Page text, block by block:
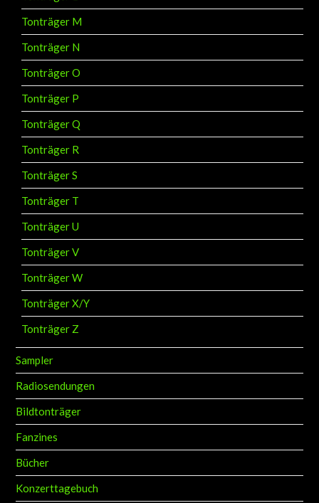
Tonträger M
Tonträger N
Tonträger O
Tonträger P
Tonträger Q
Tonträger R
Tonträger S
Tonträger T
Tonträger U
Tonträger V
Tonträger W
Tonträger X/Y
Tonträger Z
Sampler
Radiosendungen
Bildtonträger
Fanzines
Bücher
Konzerttagebuch